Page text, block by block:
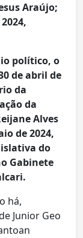
Araújo;
político, o
de abril de
da
da
Alves
de 2024,
do
Gabinete
há,
Junior Geo